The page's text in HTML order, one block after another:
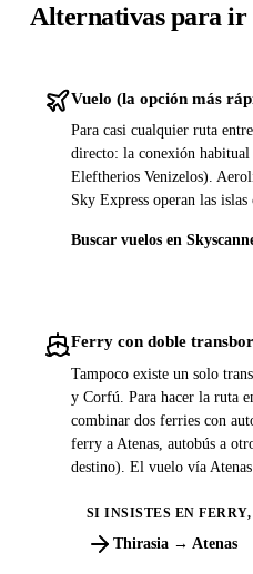
Alternativas para ir
Vuelo (la opción más
Para casi cualquier ruta
directo: la conexión habitual
Eleftherios Venizelos).
Sky Express operan las islas
Buscar vuelos en
Ferry con doble
Tampoco existe un solo
y Corfú. Para hacer la ruta
combinar dos ferries con
ferry a Atenas, autobús a
destino). El vuelo vía
SI INSISTES EN
Thirasia → Atenas